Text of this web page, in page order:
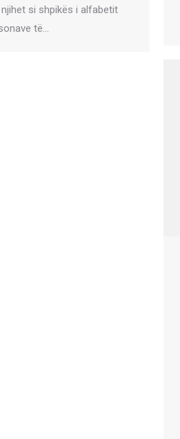
si shpikës i alfabetit
të…